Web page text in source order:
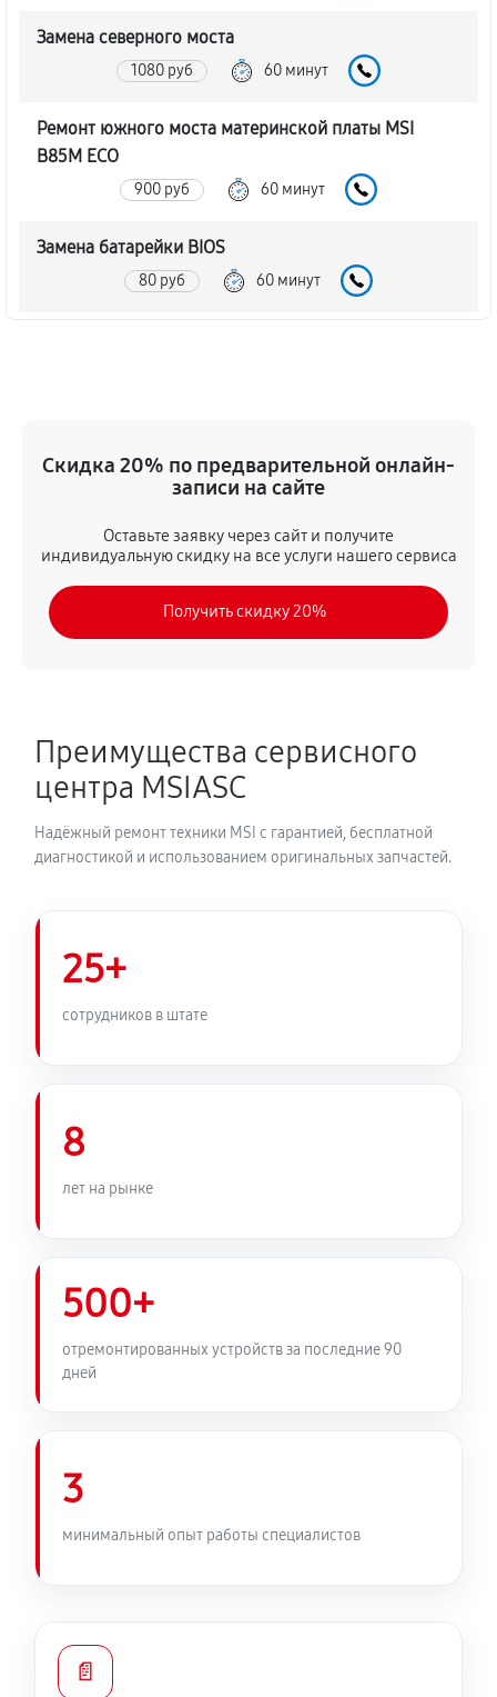
Замена северного моста
1080 руб 60 минут
Ремонт южного моста материнской платы MSI
B85M ECO
900 руб 60 минут
Замена батарейки BIOS
80 руб 60 минут
Скидка 20% по предварительной онлайн-
записи на сайте
Оставьте заявку через сайт и получите
индивидуальную скидку на все услуги нашего сервиса
Получить скидку 20%
Преимущества сервисного
центра MSIASC
Надёжный ремонт техники MSI с гарантией, бесплатной
диагностикой и использованием оригинальных запчастей.
25+
сотрудников в штате
8
лет на рынке
500+
отремонтированных устройств за последние 90
дней
3
минимальный опыт работы специалистов
📄